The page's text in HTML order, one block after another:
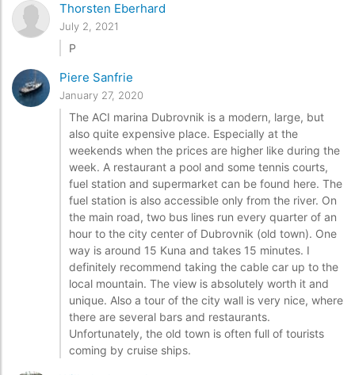
Thorsten Eberhard
July 2, 2021
P
Piere Sanfrie
January 27, 2020
The ACI marina Dubrovnik is a modern, large, but
also quite expensive place. Especially at the
weekends when the prices are higher like during the
week. A restaurant a pool and some tennis courts,
fuel station and supermarket can be found here. The
fuel station is also accessible only from the river. On
the main road, two bus lines run every quarter of an
hour to the city center of Dubrovnik (old town). One
way is around 15 Kuna and takes 15 minutes. I
definitely recommend taking the cable car up to the
local mountain. The view is absolutely worth it and
unique. Also a tour of the city wall is very nice, where
there are several bars and restaurants.
Unfortunately, the old town is often full of tourists
coming by cruise ships.